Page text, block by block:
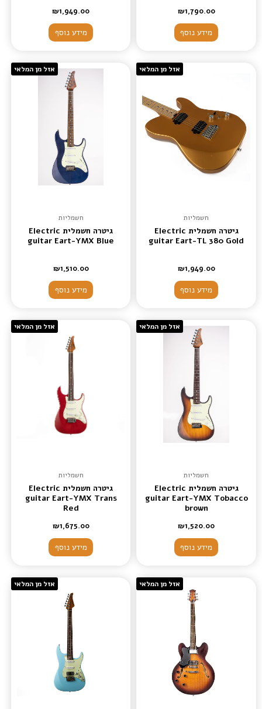
₪1,790.00
מידע נוסף
₪1,949.00
מידע נוסף
אזל מן המלאי
חשמליות
גיטרה חשמלית Electric
guitar Eart-TL 380 Gold
₪1,949.00
מידע נוסף
אזל מן המלאי
חשמליות
גיטרה חשמלית Electric
guitar Eart-YMX Blue
₪1,510.00
מידע נוסף
אזל מן המלאי
חשמליות
גיטרה חשמלית Electric
guitar Eart-YMX Tobacco
brown
₪1,520.00
מידע נוסף
אזל מן המלאי
חשמליות
גיטרה חשמלית Electric
guitar Eart-YMX Trans
Red
₪1,675.00
מידע נוסף
אזל מן המלאי אזל מן המלאי